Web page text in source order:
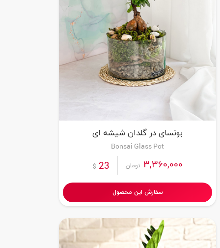
بونسای در گلدان شیشه ای
Bonsai Glass Pot
3,360,000 تومان 23
$
سفارش این محصول